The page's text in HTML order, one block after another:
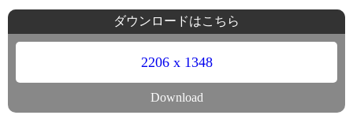
ダウンロードはこちら
2206 x 1348
Download